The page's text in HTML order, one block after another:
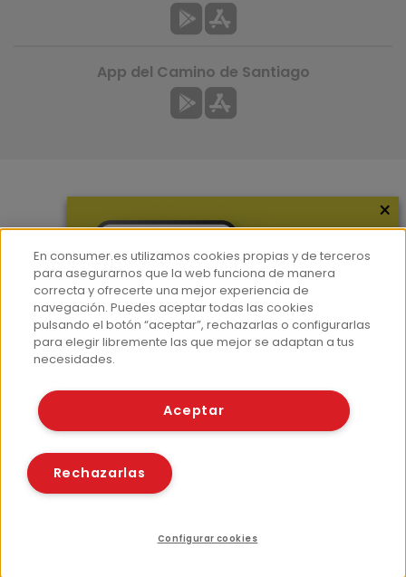
Hemeroteca
Contacto
Prensa
Corpus Lingüístico Consumer
App del Camino de Santiago
© Fundación EROSKI
Políticas de cookies
×
En consumer.es utilizamos cookies propias y de terceros
para asegurarnos que la web funciona de manera
correcta y ofrecerte una mejor experiencia de
navegación. Puedes aceptar todas las cookies
pulsando el botón “aceptar”, rechazarlas o configurarlas
para elegir libremente las que mejor se adaptan a tus
necesidades.
Aceptar
Rechazarlas
Configurar cookies